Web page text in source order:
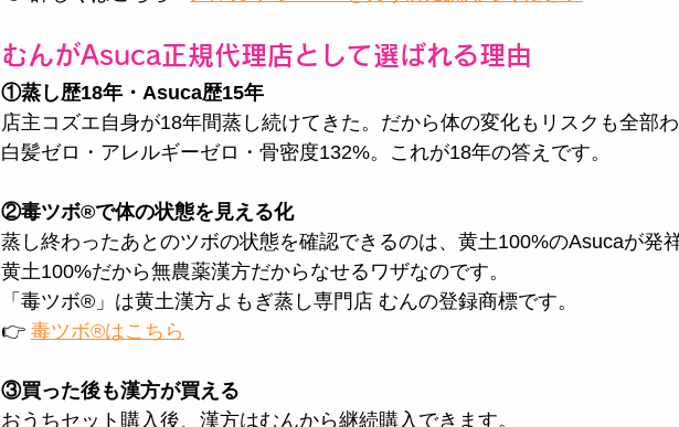
むんがAsuca正規代理店として選ばれる理由
①蒸し歴18年・Asuca歴15年
店主コズエ自身が18年間蒸し続けてきた。だから体の変化もリスクも全部わ
白髪ゼロ・アレルギーゼロ・骨密度132%。これが18年の答えです。
②毒ツボ®️で体の状態を見える化
蒸し終わったあとのツボの状態を確認できるのは、黄土100%のAsucaが発祥
黄土100%だから無農薬漢方だからなせるワザなのです。
「毒ツボ®️」は黄土漢方よもぎ蒸し専門店 むんの登録商標です。
👉 毒ツボ®️はこちら
③買った後も漢方が買える
おうちセット購入後、漢方はむんから継続購入できます。